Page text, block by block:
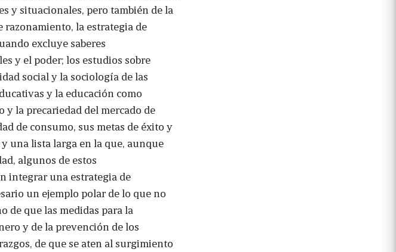
y situacionales, pero también de la
razonamiento, la estrategia de
excluye saberes
y el poder; los estudios sobre
social y la sociología de las
y la educación como
y la precariedad del mercado de
de consumo, sus metas de éxito y
una lista larga en la que, aunque
algunos de estos
integrar una estrategia de
un ejemplo polar de lo que no
de que las medidas para la
y de la prevención de los
de que se aten al surgimiento